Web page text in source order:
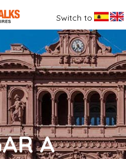
A
Switch to